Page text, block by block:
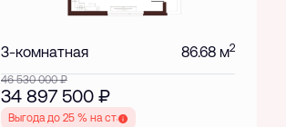
3-комнатная 86.68 м2
46 530 000₽
34 897 500 ₽
Выгода до 25 % на старте